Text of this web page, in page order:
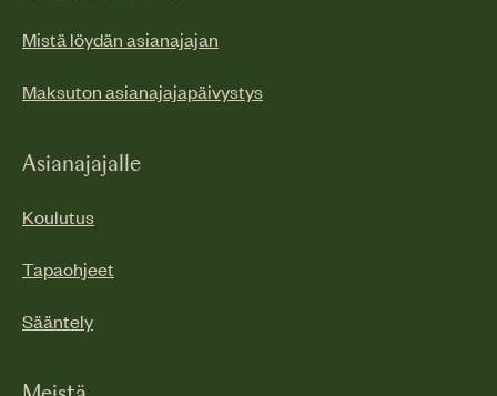
Mistä löydän asianajajan
Maksuton asianajajapäivystys
Asianajajalle
Koulutus
Tapaohjeet
Sääntely